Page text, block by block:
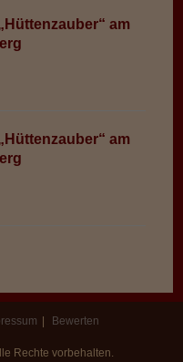
am
am
Bewerten
Rechte vorbehalten.